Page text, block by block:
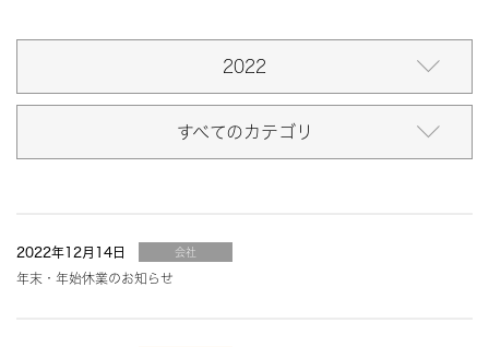
2022
すべてのカテゴリ
2022年12月14日 会社
年末・年始休業のお知らせ